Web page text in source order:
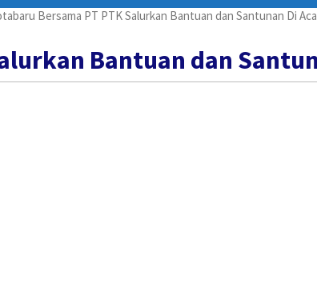
Bersama PT PTK Salurkan Bantuan dan Santunan Di
Bantuan dan